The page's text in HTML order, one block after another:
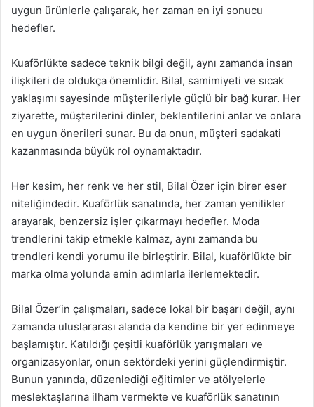
uygun ürünlerle çalışarak, her zaman en iyi sonucu
hedefler.
Kuaförlükte sadece teknik bilgi değil, aynı zamanda insan
ilişkileri de oldukça önemlidir. Bilal, samimiyeti ve sıcak
yaklaşımı sayesinde müşterileriyle güçlü bir bağ kurar. Her
ziyarette, müşterilerini dinler, beklentilerini anlar ve onlara
en uygun önerileri sunar. Bu da onun, müşteri sadakati
kazanmasında büyük rol oynamaktadır.
Her kesim, her renk ve her stil, Bilal Özer için birer eser
niteliğindedir. Kuaförlük sanatında, her zaman yenilikler
arayarak, benzersiz işler çıkarmayı hedefler. Moda
trendlerini takip etmekle kalmaz, aynı zamanda bu
trendleri kendi yorumu ile birleştirir. Bilal, kuaförlükte bir
marka olma yolunda emin adımlarla ilerlemektedir.
Bilal Özer’in çalışmaları, sadece lokal bir başarı değil, aynı
zamanda uluslararası alanda da kendine bir yer edinmeye
başlamıştır. Katıldığı çeşitli kuaförlük yarışmaları ve
organizasyonlar, onun sektördeki yerini güçlendirmiştir.
Bunun yanında, düzenlediği eğitimler ve atölyelerle
meslektaşlarına ilham vermekte ve kuaförlük sanatının